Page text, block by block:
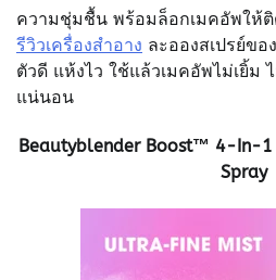
ความชุ่มชื้น พร้อมล็อกเมคอัพให้
รีวิวเครื่องสำอาง ละอองสเปรย์ขอ
ตัวดี แห้งไว ใช้แล้วเมคอัพไม่เยิ้ม
แน่นอน
Beautyblender Boost™ 4-In-1
Spray